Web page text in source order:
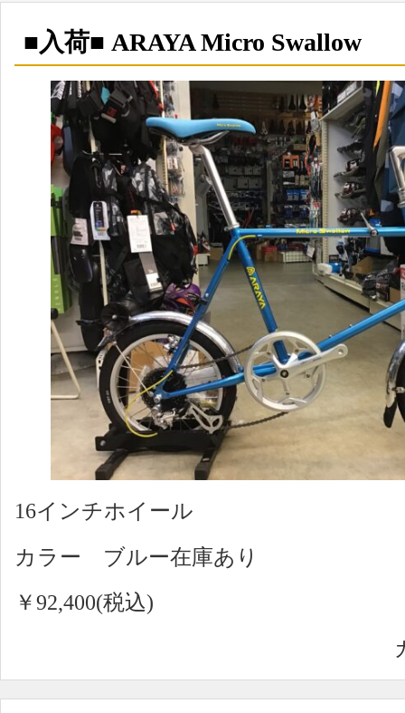
■入荷■ ARAYA Micro Swallow
16インチホイール
カラー ブルー在庫あり
￥92,400(税込)